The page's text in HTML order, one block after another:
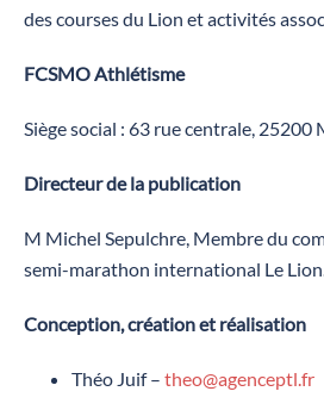
des courses du Lion et activités
FCSMO Athlétisme
Siège social : 63 rue centrale,
‍Directeur de la publication
M Michel Sepulchre, Membre du
semi-marathon international Le
Conception, création et réalisation
Théo Juif – theo@agenceptl.fr